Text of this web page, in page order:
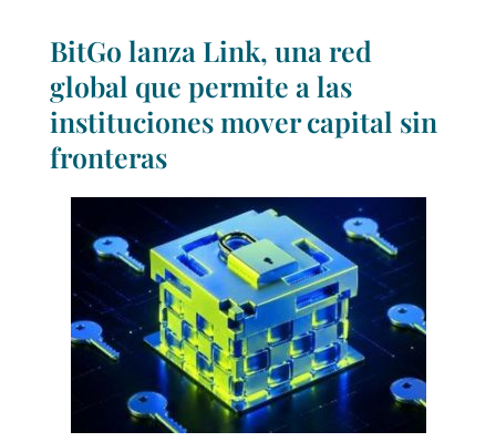
BitGo lanza Link, una red
global que permite a las
instituciones mover capital sin
fronteras